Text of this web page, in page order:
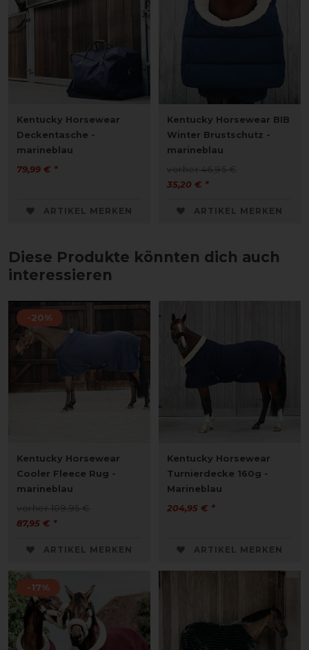
Kentucky Horsewear
Deckentasche -
marineblau
79,99 € *
ARTIKEL MERKEN
Kentucky Horsewear BIB
Winter Brustschutz -
marineblau
vorher 46,95 €
35,20 € *
ARTIKEL MERKEN
Diese Produkte könnten dich auch
interessieren
-20%
Kentucky Horsewear
Cooler Fleece Rug -
marineblau
vorher 109,95 €
87,95 € *
ARTIKEL MERKEN
Kentucky Horsewear
Turnierdecke 160g -
Marineblau
204,95 € *
ARTIKEL MERKEN
-17%